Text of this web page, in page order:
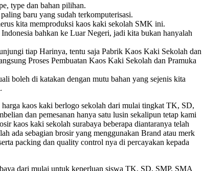
type dan bahan pilihan.
baru yang sudah terkomputerisasi.
kita memproduksi kaos kaki sekolah SMK ini.
bahkan ke Luar Negeri, jadi kita bukan hanyalah
tiap Harinya, tentu saja Pabrik Kaos Kaki Sekolah dan
Proses Pembuatan Kaos Kaki Sekolah dan Pramuka
boleh di katakan dengan mutu bahan yang sejenis kita
kaos kaki berlogo sekolah dari mulai tingkat TK, SD,
dan pemesanan hanya satu lusin sekalipun tetap kami
kaos kaki sekolah surabaya beberapa diantaranya telah
ada sebagian brosir yang menggunakan Brand atau merk
packing dan quality control nya di percayakan kepada
dari mulai untuk keperluan siswa TK, SD, SMP, SMA